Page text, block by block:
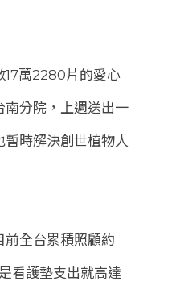
17萬2280片的愛心
南分院，上週送出一
時解決創世植物人
前全台累積照顧約
看護墊支出就高達